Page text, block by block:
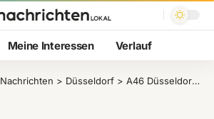
Meine Interessen Verlauf
Nachrichten > Düsseldorf > A46 Düsseldorf Sperrung Juli 2024: Geplante Einschränkungen ab Monatsende